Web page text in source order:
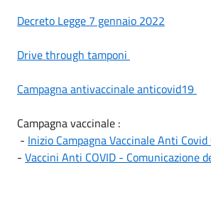
Decreto Legge 7 gennaio 2022
Drive through tamponi
Campagna antivaccinale anticovid19
Campagna vaccinale :
- Inizio Campagna Vaccinale Anti
- Vaccini Anti COVID - Comunicazione